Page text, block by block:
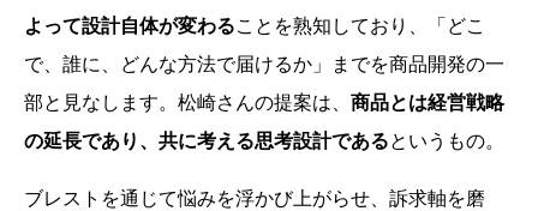
よって設計自体が変わることを熟知しており、「どこ
で、誰に、どんな方法で届けるか」までを商品開発の一
部と見なします。 松崎さんの提案は、 商品とは経営戦略
の延長であり、共に考える思考設計であるというもの。
ブレストを通じて悩みを浮かび上がらせ、訴求軸を磨